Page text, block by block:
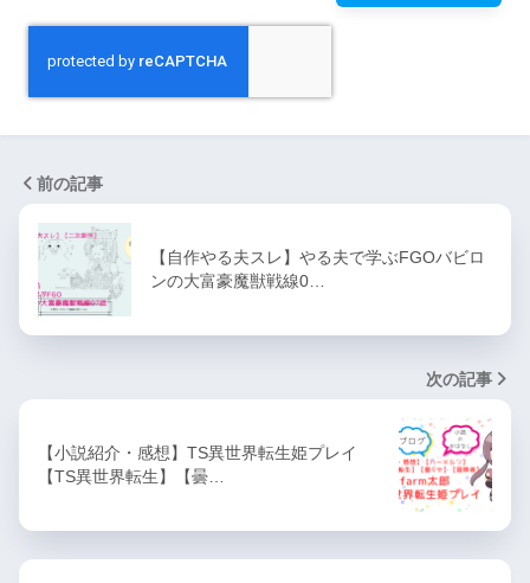
前の記事
【自作やる夫スレ】やる夫で学ぶFGOバビロ
ンの大富豪魔獣戦線0…
次の記事
【小説紹介・感想】TS異世界転生姫プレイ
【TS異世界転生】【曇…